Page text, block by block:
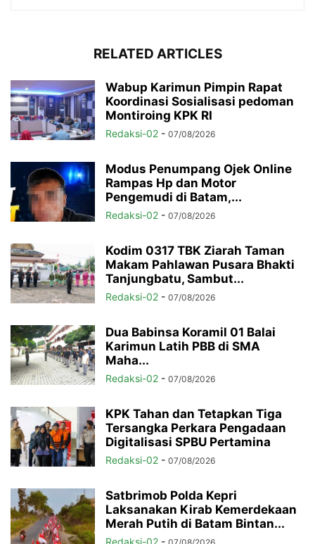
RELATED ARTICLES
Wabup Karimun Pimpin Rapat
Koordinasi Sosialisasi pedoman
Montiroing KPK RI
Redaksi-02 - 07/08/2026
Modus Penumpang Ojek Online
Rampas Hp dan Motor
Pengemudi di Batam,...
Redaksi-02 - 07/08/2026
Kodim 0317 TBK Ziarah Taman
Makam Pahlawan Pusara Bhakti
Tanjungbatu, Sambut...
Redaksi-02 - 07/08/2026
Dua Babinsa Koramil 01 Balai
Karimun Latih PBB di SMA
Maha...
Redaksi-02 - 07/08/2026
KPK Tahan dan Tetapkan Tiga
Tersangka Perkara Pengadaan
Digitalisasi SPBU Pertamina
Redaksi-02 - 07/08/2026
Satbrimob Polda Kepri
Laksanakan Kirab Kemerdekaan
Merah Putih di Batam Bintan...